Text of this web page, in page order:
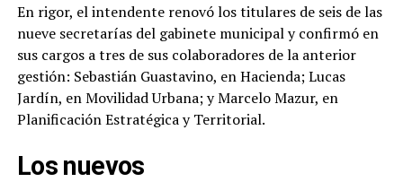
En rigor, el intendente renovó los titulares de seis de las
nueve secretarías del gabinete municipal y confirmó en
sus cargos a tres de sus colaboradores de la anterior
gestión: Sebastián Guastavino, en Hacienda; Lucas
Jardín, en Movilidad Urbana; y Marcelo Mazur, en
Planificación Estratégica y Territorial.
Los nuevos